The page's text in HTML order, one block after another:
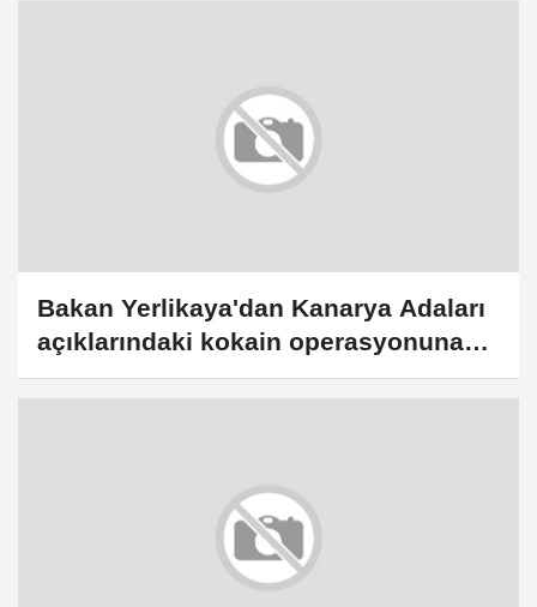
Bakan Yerlikaya'dan Kanarya Adaları
açıklarındaki kokain operasyonuna
ilişkin paylaşım